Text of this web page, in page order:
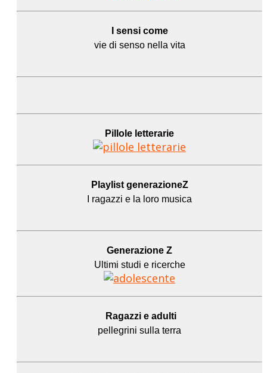
I sensi come
vie di senso nella vita
Pillole letterarie
Playlist generazioneZ
I ragazzi e la loro musica
Generazione Z
Ultimi studi e ricerche
Ragazzi e adulti
pellegrini sulla terra